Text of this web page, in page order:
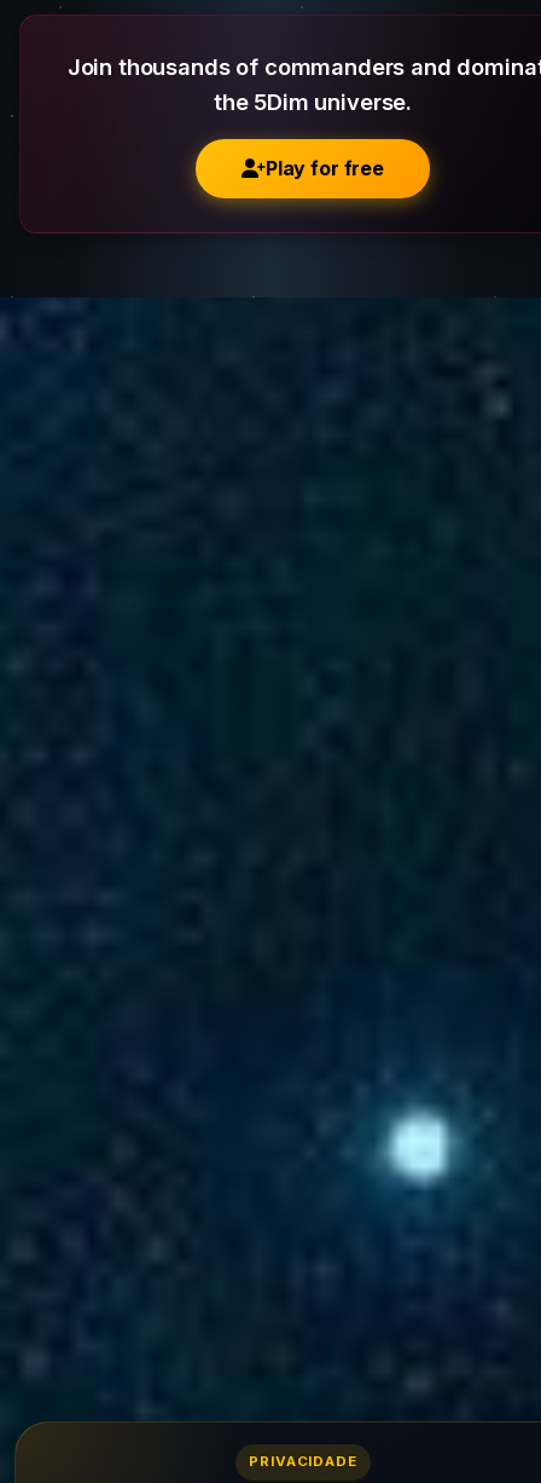
Join thousands of commanders and
the 5Dim universe.
Play for free
PRIVACIDADE